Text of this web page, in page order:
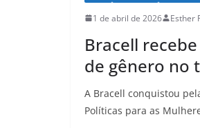
1 de abril de 2026 Esther
Bracell
de gênero no
A Bracell conquistou
Políticas para as